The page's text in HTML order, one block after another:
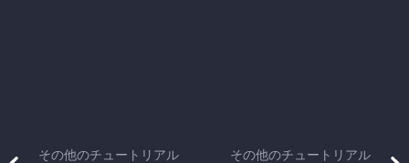
その他のチュートリアル その他のチュートリアル